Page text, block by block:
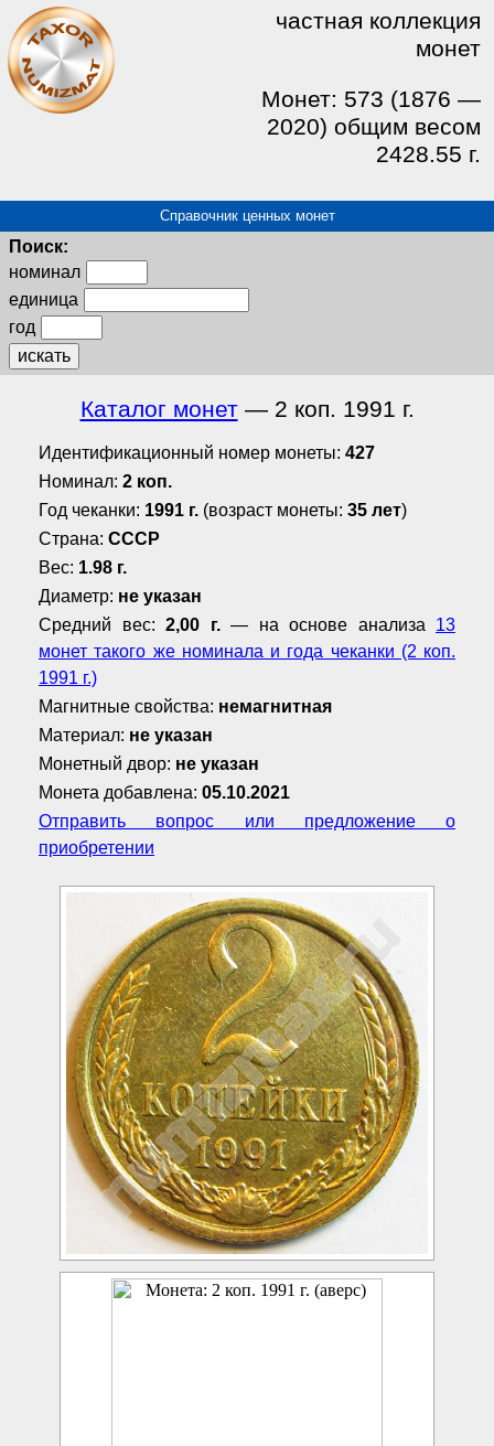
частная коллекция
монет
Монет: 573 (1876 —
2020) общим весом
2428.55 г.
Справочник ценных монет
Поиск:
номинал
единица
год
искать
Каталог монет— 2 коп. 1991 г.
Идентификационный номер монеты: 427
Номинал: 2 коп.
Год чеканки: 1991 г. (возраст монеты: 35 лет)
Страна: СССР
Вес: 1.98 г.
Диаметр: не указан
Средний вес: 2,00 г.— на основе анализа 13
монет такого же номинала и года чеканки (2 коп.
1991 г.)
Магнитные свойства: немагнитная
Материал: не указан
Монетный двор: не указан
Монета добавлена: 05.10.2021
Отправить вопрос или предложение о
приобретении